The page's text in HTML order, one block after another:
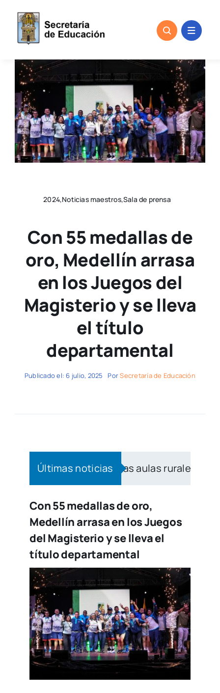
content
2024,Noticias maestros,Sala de prensa
Con 55 medallas de
oro, Medellín arrasa
en los Juegos del
Magisterio y se lleva
el título
departamental
Publicado el: 6 julio, 2025 PorSecretaría de Educación
Últimas noticias
a las aulas rurales de Medellín
Con 55 medallas de oro,
Medellín arrasa en los Juegos
del Magisterio y se lleva el
título departamental